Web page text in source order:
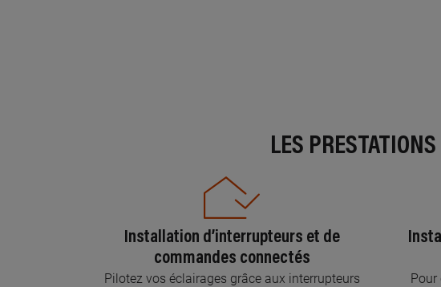
LES
Installation d’interrupteurs et de
commandes connectés
Pilotez vos éclairages grâce aux interrupteurs
Pour